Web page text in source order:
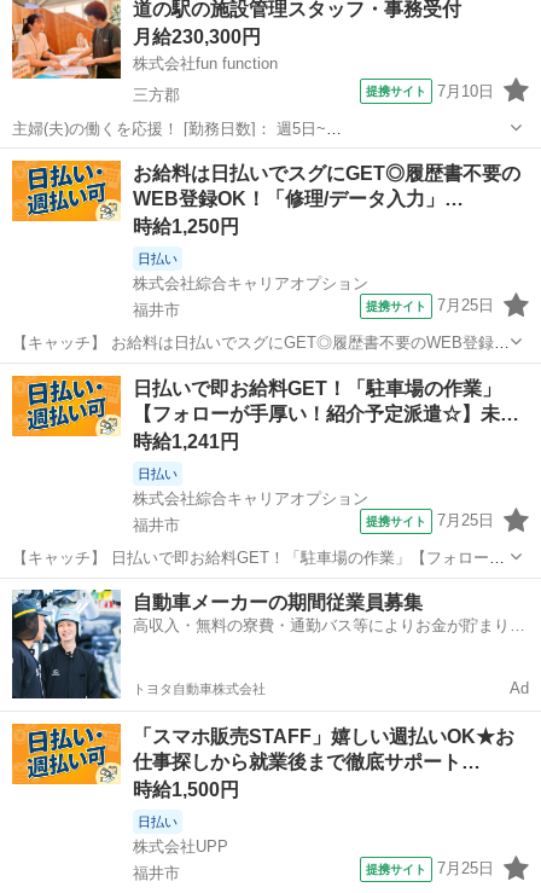
道の駅の施設管理スタッフ・事務受付
月給230,300円
株式会社fun function
三方郡
提携サイト 7月10日
主婦(夫)の働くを応援！ [勤務日数]： 週5日~
08:00~18:00/10:00~20:00/08:00~20:00 月/火/水/金/土/日 などから選べ
ます [勤務地・最寄駅]： 福井県三方郡美浜町松原35－15...
福井 三方郡 フロント
お給料は日払いでスグにGET◎履歴書不要の
WEB登録OK！「修理/データ入力」…
時給1,250円
日払い
株式会社綜合キャリアオプション
福井市
提携サイト 7月25日
【キャッチ】 お給料は日払いでスグにGET◎履歴書不要のWEB登録
OK！「修理/データ入力」高時給1250円！仁愛女子高校周辺！20代～
40代のスタッフが多数活躍中★ 【コメント】 製造のお仕事が豊富★未
経験で働いてみたい...
福井 福井市 その他
日払いで即お給料GET！「駐車場の作業」
【フォローが手厚い！紹介予定派遣☆】未…
時給1,241円
日払い
株式会社綜合キャリアオプション
福井市
提携サイト 7月25日
【キャッチ】 日払いで即お給料GET！「駐車場の作業」【フォローが
手厚い！紹介予定派遣☆】未経験でも大丈夫☆ウレシイ残業ほぼナシ♪
高時給1241円！ 【コメント】 製造のお仕事をお探しの方必見！ 「経
験ないけど大丈夫かな...
福井 福井市 その他
自動車メーカーの期間従業員募集
高収入・無料の寮費・通勤バス等によりお金が貯まりや
トヨタ自動車株式会社 Ad
「スマホ販売STAFF」嬉しい週払いOK★お
仕事探しから就業後まで徹底サポート…
時給1,500円
日払い
株式会社UPP
福井市
提携サイト 7月25日